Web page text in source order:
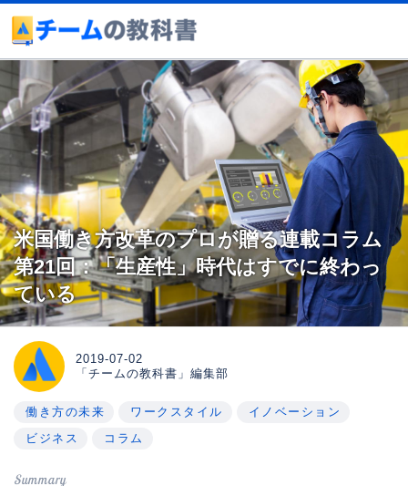
米国働き方改革のプロが贈る連載コラム
第21回：「生産性」時代はすでに終わっ
ている
2019-07-02
「チームの教科書」編集部
働き方の未来 ワークスタイル
イノベーション
ビジネス
コラム